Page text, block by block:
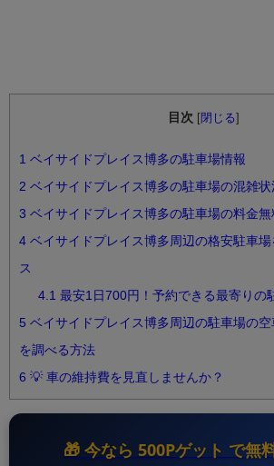
目次 閉じる
1 ベイサイドプレイス博多の駐車場情報
2 ベイサイドプレイス博多の駐車場の混雑状
3 ベイサイドプレイス博多の駐車場の料金無
4 ベイサイドプレイス博多周辺の格安駐車
ス
4.1 最安1日700円！予約できる最寄りの
5 ベイサイドプレイス博多周辺の駐車場の
を調べる方法
6 💡 車の維持費を見直しませんか？
🎁 今なら 500Pゲット で無